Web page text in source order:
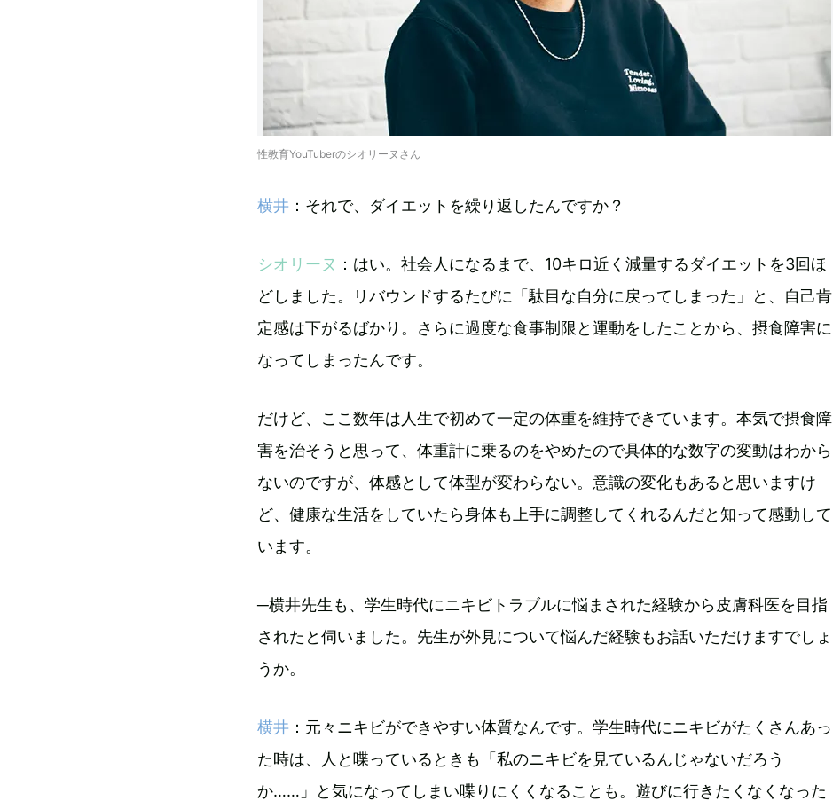
性教育YouTuberのシオリーヌさん
横井 ：それで、ダイエットを繰り返したんですか？
シオリーヌ ：はい。社会人になるまで、10キロ近く減量するダイエットを3回ほ
どしました。リバウンドするたびに「駄目な自分に戻ってしまった」と、自己肯
定感は下がるばかり。さらに過度な食事制限と運動をしたことから、摂食障害に
なってしまったんです。
だけど、ここ数年は人生で初めて一定の体重を維持できています。本気で摂食障
害を治そうと思って、体重計に乗るのをやめたので具体的な数字の変動はわから
ないのですが、体感として体型が変わらない。意識の変化もあると思いますけ
ど、健康な生活をしていたら身体も上手に調整してくれるんだと知って感動して
います。
─横井先生も、学生時代にニキビトラブルに悩まされた経験から皮膚科医を目指
されたと伺いました。先生が外見について悩んだ経験もお話いただけますでしょ
うか。
横井 ：元々ニキビができやすい体質なんです。学生時代にニキビがたくさんあっ
た時は、人と喋っているときも「私のニキビを見ているんじゃないだろう
か……」と気になってしまい喋りにくくなることも。遊びに行きたくなくなった